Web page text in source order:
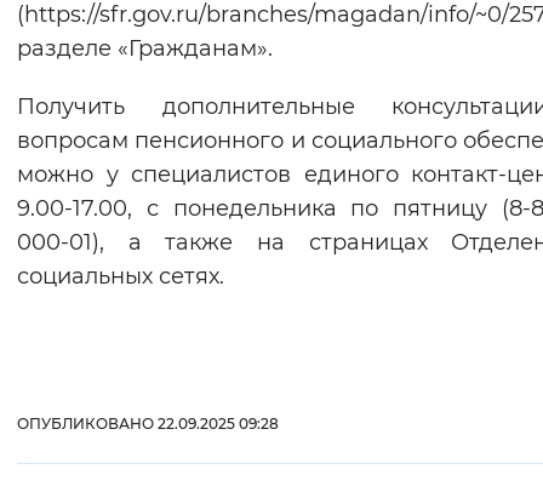
(https://sfr.gov.ru/branches/magadan/info/~0/
разделе «Гражданам».
Получить дополнительные
вопросам пенсионного и социального
можно у специалистов единого контакт-
9.00-17.00, с понедельника по пятницу (8-
000-01), а также на страницах
социальных сетях.
ОПУБЛИКОВАНО 22.09.2025 09:28